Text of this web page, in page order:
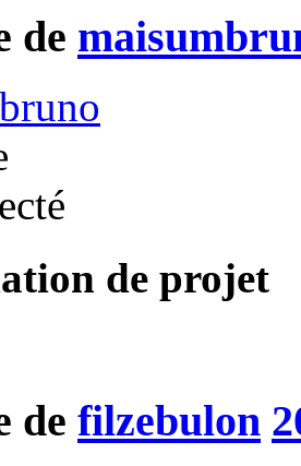
de
de projet
de filzebulon